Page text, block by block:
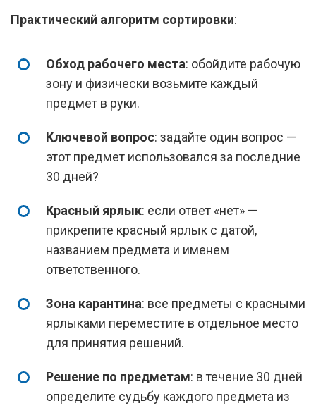
Практический алгоритм сортировки:
Обход рабочего места: обойдите рабочую
зону и физически возьмите каждый
предмет в руки.
Ключевой вопрос: задайте один вопрос —
этот предмет использовался за последние
30 дней?
Красный ярлык: если ответ «нет» —
прикрепите красный ярлык с датой,
названием предмета и именем
ответственного.
Зона карантина: все предметы с красными
ярлыками переместите в отдельное место
для принятия решений.
Решение по предметам: в течение 30 дней
определите судьбу каждого предмета из